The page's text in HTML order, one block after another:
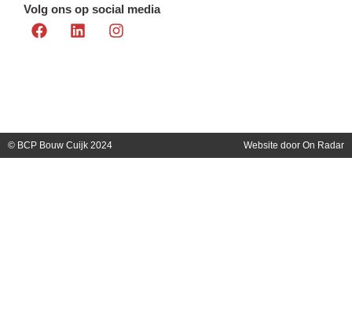
Volg ons op social media
© BCP Bouw Cuijk 2024 Website door On Radar